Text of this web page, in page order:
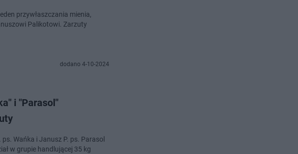
przywłaszczania mienia,
Palikotowi. Zarzuty
dodano 4-10-2024
i "Parasol"
Wańka i Janusz P. ps. Parasol
w grupie handlującej 35 kg